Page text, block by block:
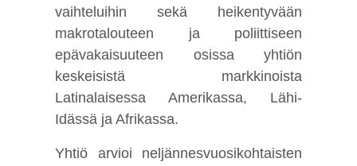
vaihteluihin sekä heikentyvään
makrotalouteen ja poliittiseen
epävakaisuuteen osissa yhtiön
keskeisistä markkinoista
Latinalaisessa Amerikassa, Lähi-
Idässä ja Afrikassa.
Yhtiö arvioi neljännesvuosikohtaisten